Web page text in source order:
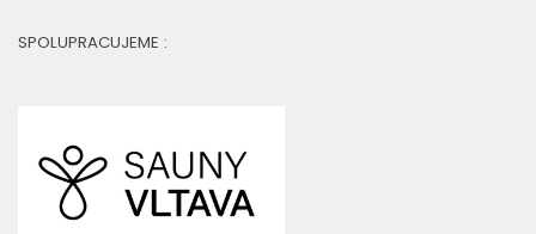
SPOLUPRACUJEME :